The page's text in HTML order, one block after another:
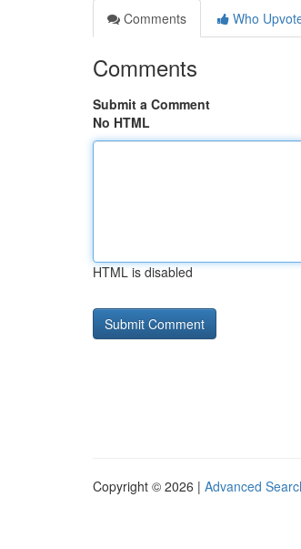
Comments
Who
Comments
Submit a Comment
No HTML
HTML is disabled
Copyright © 2026 | Advanced